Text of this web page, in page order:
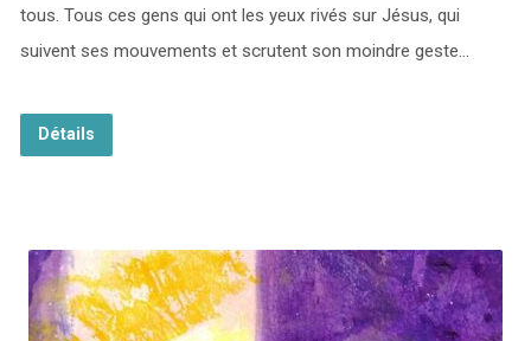
tous. Tous ces gens qui ont les yeux rivés sur Jésus, qui
suivent ses mouvements et scrutent son moindre geste…
Détails